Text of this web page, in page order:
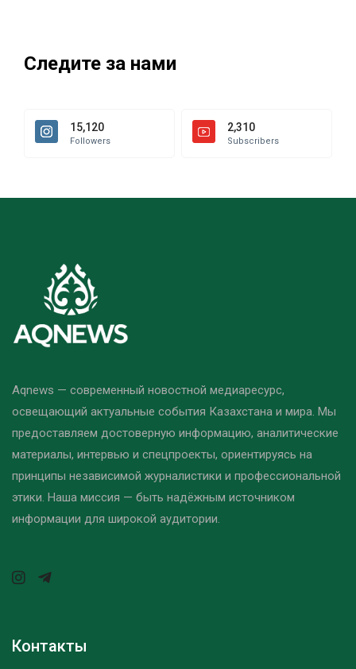
Следите за нами
15,120
Followers
2,310
Subscribers
Aqnews — современный новостной медиаресурс,
освещающий актуальные события Казахстана и мира. Мы
предоставляем достоверную информацию, аналитические
материалы, интервью и спецпроекты, ориентируясь на
принципы независимой журналистики и профессиональной
этики. Наша миссия — быть надёжным источником
информации для широкой аудитории.
Контакты